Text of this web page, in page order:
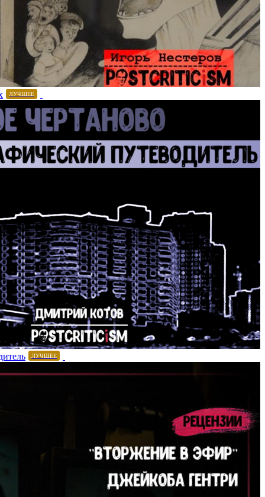
ЛУЧШЕЕ
ЛУЧШЕЕ